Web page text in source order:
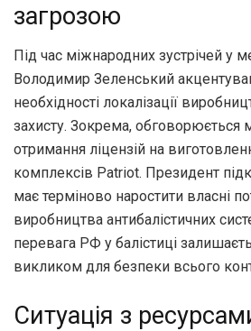
загрозою
Під час міжнародних зустрічей у
Володимир Зеленський
необхідності локалізації
захисту. Зокрема, обговорюється
отримання ліцензій на
комплексів Patriot. Президент
має терміново наростити власні
виробництва антибалістичних
перевага РФ у балістиці
викликом для безпеки всього
Ситуація з